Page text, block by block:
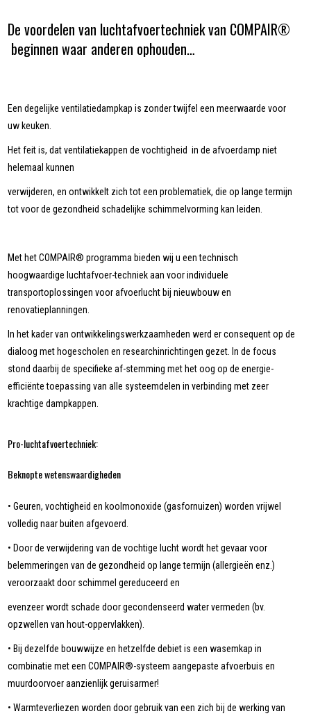
De voordelen van luchtafvoertechniek van COMPAIR®
beginnen waar anderen ophouden…
Een degelijke ventilatiedampkap is zonder twijfel een meerwaarde voor
uw keuken.
Het feit is, dat ventilatiekappen de vochtigheid in de afvoerdamp niet
helemaal kunnen
verwijderen, en ontwikkelt zich tot een problematiek, die op lange termijn
tot voor de gezondheid schadelijke schimmelvorming kan leiden.
Met het COMPAIR® programma bieden wij u een technisch
hoogwaardige luchtafvoer-techniek aan voor individuele
transportoplossingen voor afvoerlucht bij nieuwbouw en
renovatieplanningen.
In het kader van ontwikkelingswerkzaamheden werd er consequent op de
dialoog met hogescholen en researchinrichtingen gezet. In de focus
stond daarbij de specifieke af-stemming met het oog op de energie-
efficiënte toepassing van alle systeemdelen in verbinding met zeer
krachtige dampkappen.
Pro-luchtafvoertechniek:
Beknopte wetenswaardigheden
• Geuren, vochtigheid en koolmonoxide (gasfornuizen) worden vrijwel
volledig naar buiten afgevoerd.
• Door de verwijdering van de vochtige lucht wordt het gevaar voor
belemmeringen van de gezondheid op lange termijn (allergieën enz.)
veroorzaakt door schimmel gereduceerd en
evenzeer wordt schade door gecondenseerd water vermeden (bv.
opzwellen van hout-oppervlakken).
• Bij dezelfde bouwwijze en hetzelfde debiet is een wasemkap in
combinatie met een COMPAIR®-systeem aangepaste afvoerbuis en
muurdoorvoer aanzienlijk geruisarmer!
• Warmteverliezen worden door gebruik van een zich bij de werking van